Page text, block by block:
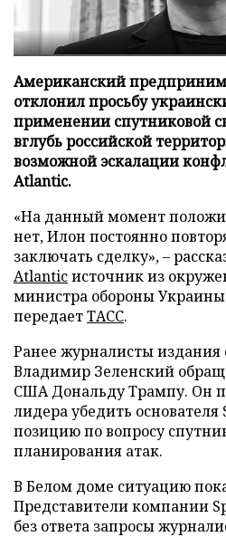
Американский
отклонил просьбу
применении спутниковой
вглубь российской
возможной эскалации
Atlantic.
«На данный момент
нет, Илон постоянно
заключать сделку», –
Atlanticисточник из
министра обороны
передаетТАСС.
Ранее журналисты издания
Владимир Зеленский
США Дональду Трампу. Он
лидера убедить основателя
позицию по вопросу
планирования атак.
В Белом доме ситуацию
Представители компании
без ответа запросы